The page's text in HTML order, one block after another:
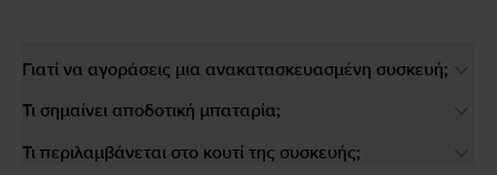
Γιατί να αγοράσεις μια ανακατασκευασμένη συσκευή;
Τι σημαίνει αποδοτική μπαταρία;
Τι περιλαμβάνεται στο κουτί της συσκευής;